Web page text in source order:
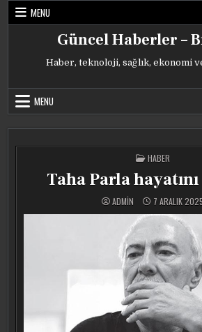
Skip
MENU
Güncel Haberler –
Haber, teknoloji, sağlık, ekonomi
MENU
POSTED
IN
HABER
Taha Parla
ADMIN 7 ARALIK 2025